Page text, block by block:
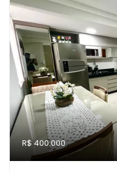
R$ 400.000